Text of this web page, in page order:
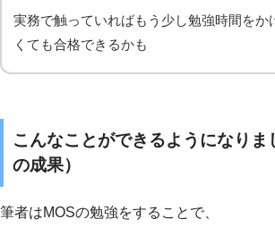
実務で触っていればもう少し勉強時間をか
くても合格できるかも
こんなことができるようになりま
の成果）
筆者はMOSの勉強をすることで、